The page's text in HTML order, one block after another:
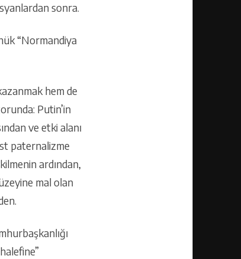
sonra.
“Normandiya
hem de
Putin’in
ve etki alanı
paternalizme
ardından,
mal olan